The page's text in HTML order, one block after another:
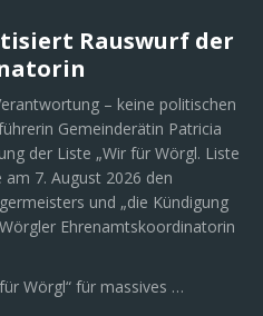
Rauswurf der
– keine politischen
Gemeinderätin Patricia
der Liste „Wir für Wörgl. Liste
am 7. August 2026 den
und „die Kündigung
Ehrenamtskoordinatorin
Wörgl“ für massives …